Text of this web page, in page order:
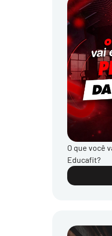
O que você
Educafit?